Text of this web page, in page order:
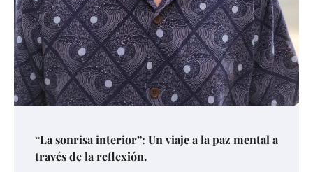
“La sonrisa interior”: Un viaje a la paz mental a
través de la reflexión.